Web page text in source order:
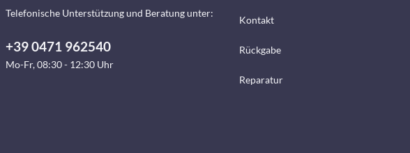
Telefonische Unterstützung und Beratung unter:
+39 0471 962540
Mo-Fr, 08:30 - 12:30 Uhr
Kontakt
Rückgabe
Reparatur